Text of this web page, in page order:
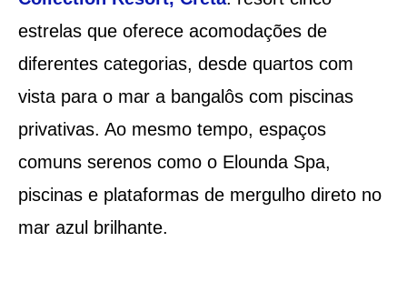
estrelas que oferece acomodações de
diferentes categorias, desde quartos com
vista para o mar a bangalôs com piscinas
privativas. Ao mesmo tempo, espaços
comuns serenos como o Elounda Spa,
piscinas e plataformas de mergulho direto no
mar azul brilhante.